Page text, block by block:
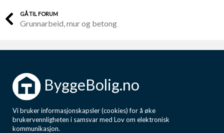
GÅ TIL FORUM
Grunnarbeid, mur og betong
ByggeBolig.no
Vi bruker informasjonskapsler (cookies) for å øke
brukervennligheten i samsvar med Lov om elektronisk
kommunikasjon.